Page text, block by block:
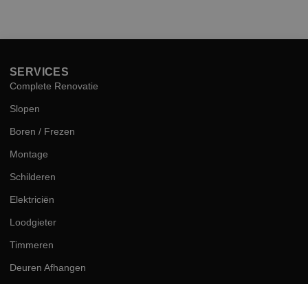
SERVICES
Complete Renovatie
Slopen
Boren / Frezen
Montage
Schilderen
Elektriciën
Loodgieter
Timmeren
Deuren Afhangen